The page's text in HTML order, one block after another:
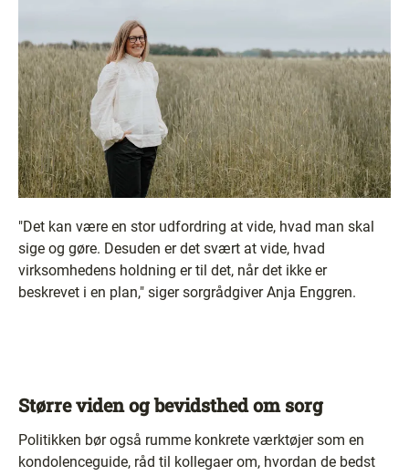
"Det kan være en stor udfordring at vide, hvad man skal
sige og gøre. Desuden er det svært at vide, hvad
virksomhedens holdning er til det, når det ikke er
beskrevet i en plan," siger sorgrådgiver Anja Enggren.
Større viden og bevidsthed om sorg
Politikken bør også rumme konkrete værktøjer som en
kondolenceguide, råd til kollegaer om, hvordan de bedst